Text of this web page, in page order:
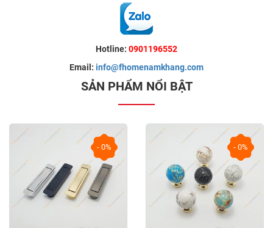
Hotline: 0901196552
Email: info@fhomenamkhang.com
SẢN PHẨM NỔI BẬT